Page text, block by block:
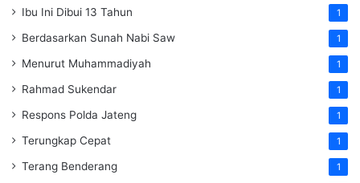
Ibu Ini Dibui 13 Tahun 1
Berdasarkan Sunah Nabi Saw 1
Menurut Muhammadiyah 1
Rahmad Sukendar 1
Respons Polda Jateng 1
Terungkap Cepat 1
Terang Benderang 1